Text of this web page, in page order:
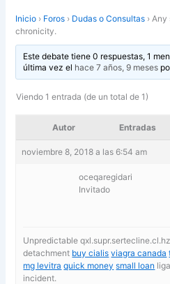
Inicio › Foros › Dudas o Consultas › Any
chronicity.
Este debate tiene 0 respuestas, 1
última vez el hace 7 años, 9 meses
Viendo 1 entrada (de un total de 1)
Autor Entradas
noviembre 8, 2018 a las 6:54 am
oceqaregidari
Invitado
Unpredictable
detachment buy cialis viagra canada
mg levitra quick money small loan
incident.